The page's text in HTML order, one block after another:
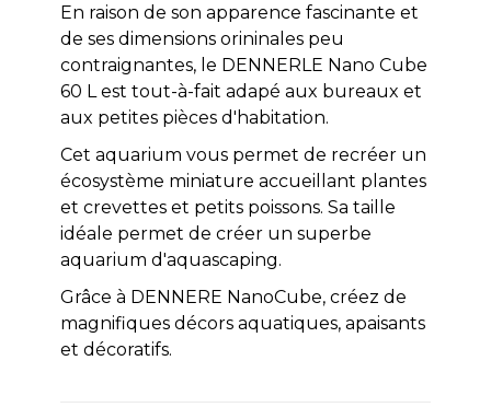
En raison de son apparence fascinante et
de ses dimensions orininales peu
contraignantes, le DENNERLE Nano Cube
60 L est tout-à-fait adapé aux bureaux et
aux petites pièces d'habitation.
Cet aquarium vous permet de recréer un
écosystème miniature accueillant plantes
et crevettes et petits poissons. Sa taille
idéale permet de créer un superbe
aquarium d'aquascaping.
Grâce à DENNERE NanoCube, créez de
magnifiques décors aquatiques, apaisants
et décoratifs.